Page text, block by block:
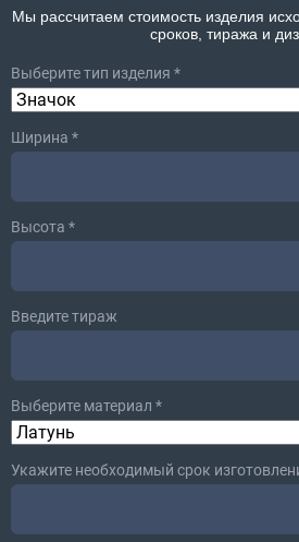
Мы рассчитаем стоимость изделия
сроков, тиража и
Выберите тип изделия *
Ширина *
Высота *
Введите тираж
Выберите материал *
Укажите необходимый срок